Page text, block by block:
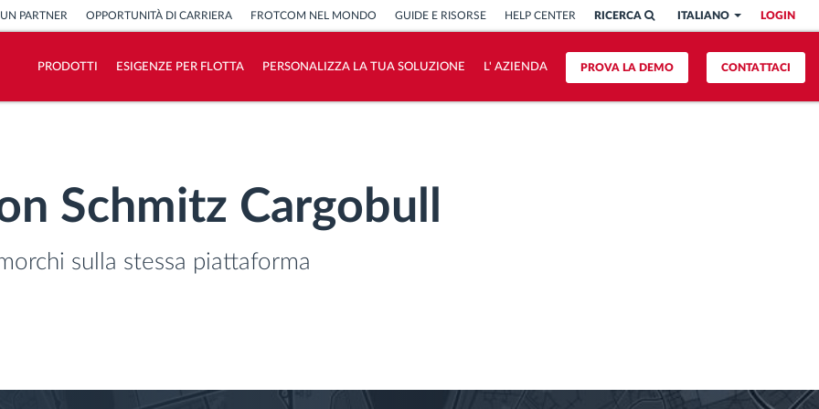
LOGIN
ITALIANO
RICERCA
PARTNER OPPORTUNITÀ DI CARRIERA FROTCOM NEL MONDO GUIDE E RISORSE HELP CENTER
CONTATTACI
PROVA LA DEMO
PRODOTTI ESIGENZE PER FLOTTA PERSONALIZZA LA TUA SOLUZIONE L' AZIENDA
Scopri quanto risparmi
Schmitz Cargobull
sulla stessa piattaforma